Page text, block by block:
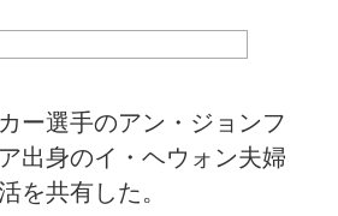
ー選手のアン・ジョンフ
出身のイ・ヘウォン夫婦
を共有した。